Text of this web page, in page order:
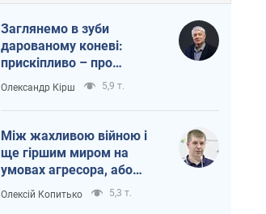
Заглянемо в зуби
дарованому коневі:
прискіпливо – про
допомогу Україні
Олександр Кірш 5,9 т.
Між жахливою війною і
ще гіршим миром на
умовах агресора, або
Безвихідність – теж
Олексій Копитько 5,3 т.